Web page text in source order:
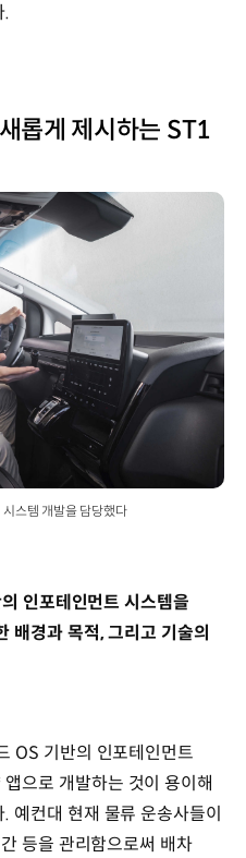
.
롭게 제시하는 ST1
스템 개발을 담당했다
인포테인먼트 시스템을
배경과 목적, 그리고 기술의
OS 기반의 인포테인먼트
으로 개발하는 것이 용이해
예컨대 현재 물류 운송사들이
등을 관리함으로써 배차